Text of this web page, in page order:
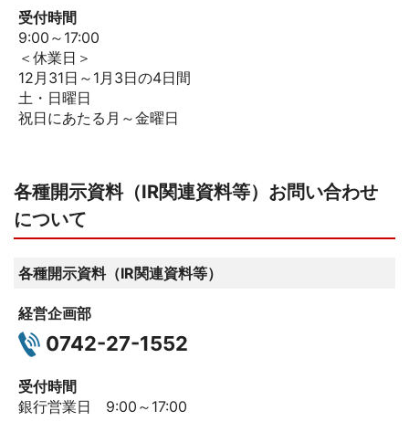
受付時間
9:00～17:00
＜休業日＞
12月31日～1月3日の4日間
土・日曜日
祝日にあたる月～金曜日
各種開示資料（IR関連資料等）お問い合わせ
について
各種開示資料（IR関連資料等）
経営企画部
0742-27-1552
受付時間
銀行営業日 9:00～17:00